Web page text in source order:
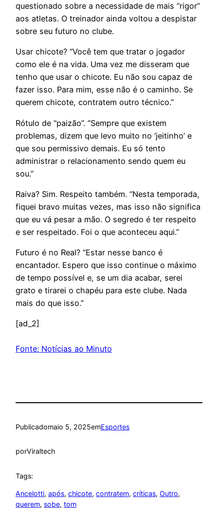
questionado sobre a necessidade de mais “rigor”
aos atletas. O treinador ainda voltou a despistar
sobre seu futuro no clube.
Usar chicote? “Você tem que tratar o jogador
como ele é na vida. Uma vez me disseram que
tenho que usar o chicote. Eu não sou capaz de
fazer isso. Para mim, esse não é o caminho. Se
querem chicote, contratem outro técnico.”
Rótulo de “paizão”. “Sempre que existem
problemas, dizem que levo muito no ‘jeitinho’ e
que sou permissivo demais. Eu só tento
administrar o relacionamento sendo quem eu
sou.”
Raiva? Sim. Respeito também. “Nesta temporada,
fiquei bravo muitas vezes, mas isso não significa
que eu vá pesar a mão. O segredo é ter respeito
e ser respeitado. Foi o que aconteceu aqui.”
Futuro é no Real? “Estar nesse banco é
encantador. Espero que isso continue o máximo
de tempo possível e, se um dia acabar, serei
grato e tirarei o chapéu para este clube. Nada
mais do que isso.”
[ad_2]
Fonte: Notícias ao Minuto
Publicadomaio 5, 2025emEsportes
porViraltech
Tags:
Ancelotti, após, chicote, contratem, críticas, Outro
querem, sobe, tom